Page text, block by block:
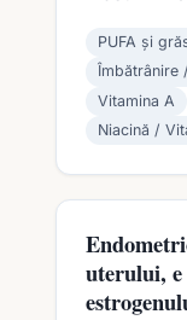
PUFA și
Îmbătrânire
Vitamina A
Niacină /
uterului,